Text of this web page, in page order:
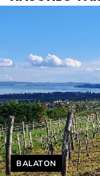
Helyszín címkék:
BALATON